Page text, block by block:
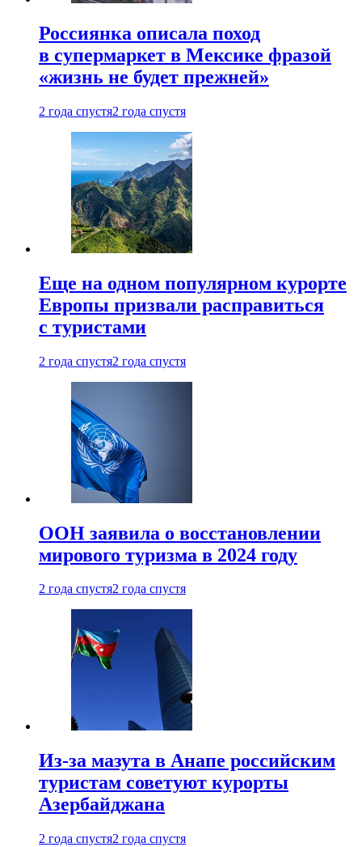
Россиянка описала поход
в супермаркет в Мексике фразой
«жизнь не будет прежней»
2 года спустя2 года спустя
Еще на одном популярном курорте
Европы призвали расправиться
с туристами
2 года спустя2 года спустя
ООН заявила о восстановлении
мирового туризма в 2024 году
2 года спустя2 года спустя
Из-за мазута в Анапе российским
туристам советуют курорты
Азербайджана
2 года спустя2 года спустя